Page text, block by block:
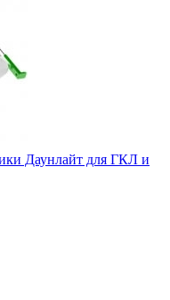
Даунлайт для ГКЛ и